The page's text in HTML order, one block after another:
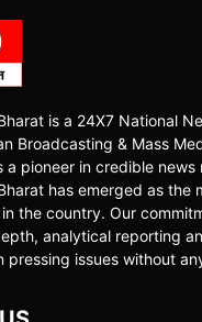
is a 24X7 National
Broadcasting & Mass
a pioneer in credible
has emerged as the
the country. Our
analytical reporting
pressing issues without